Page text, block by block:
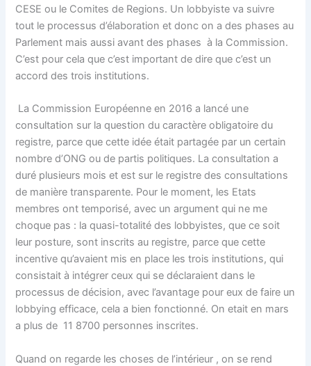
CESE ou le Comites de Regions. Un lobbyiste va suivre
tout le processus d’élaboration et donc on a des phases au
Parlement mais aussi avant des phases à la Commission.
C’est pour cela que c’est important de dire que c’est un
accord des trois institutions.
La Commission Européenne en 2016 a lancé une
consultation sur la question du caractère obligatoire du
registre, parce que cette idée était partagée par un certain
nombre d’ONG ou de partis politiques. La consultation a
duré plusieurs mois et est sur le registre des consultations
de manière transparente. Pour le moment, les Etats
membres ont temporisé, avec un argument qui ne me
choque pas : la quasi-totalité des lobbyistes, que ce soit
leur posture, sont inscrits au registre, parce que cette
incentive qu’avaient mis en place les trois institutions, qui
consistait à intégrer ceux qui se déclaraient dans le
processus de décision, avec l’avantage pour eux de faire un
lobbying efficace, cela a bien fonctionné. On etait en mars
a plus de 11 8700 personnes inscrites.
Quand on regarde les choses de l’intérieur , on se rend